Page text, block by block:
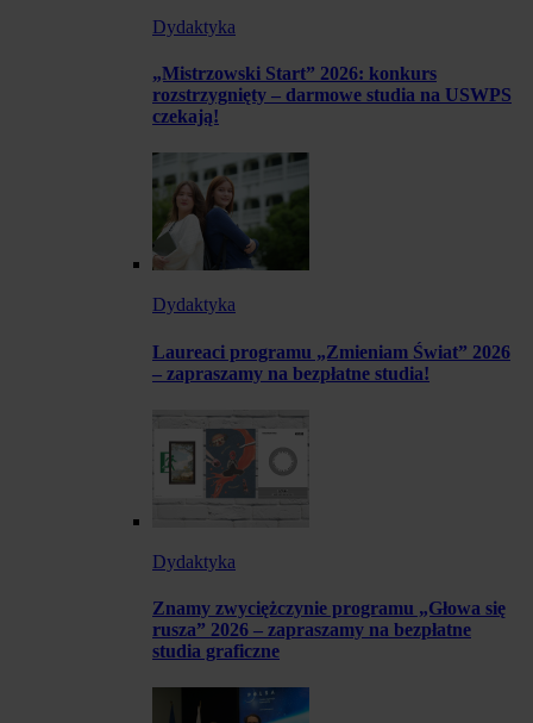
Dydaktyka
„Mistrzowski Start” 2026: konkurs
rozstrzygnięty – darmowe studia na USWPS
czekają!
Dydaktyka
Laureaci programu „Zmieniam Świat” 2026
– zapraszamy na bezpłatne studia!
Dydaktyka
Znamy zwyciężczynie programu „Głowa się
rusza” 2026 – zapraszamy na bezpłatne
studia graficzne